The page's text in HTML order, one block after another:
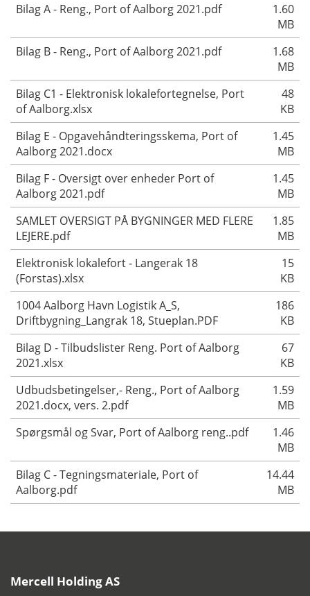
Bilag A - Reng., Port of Aalborg 2021.pdf
1.60
MB
Bilag B - Reng., Port of Aalborg 2021.pdf
1.68
MB
Bilag C1 - Elektronisk lokalefortegnelse, Port
of Aalborg.xlsx
48
KB
Bilag E - Opgavehåndteringsskema, Port of
Aalborg 2021.docx
1.45
MB
Bilag F - Oversigt over enheder Port of
Aalborg 2021.pdf
1.45
MB
SAMLET OVERSIGT PÅ BYGNINGER MED FLERE
LEJERE.pdf
1.85
MB
Elektronisk lokalefort - Langerak 18
(Forstas).xlsx
15
KB
1004 Aalborg Havn Logistik A_S,
Driftbygning_Langrak 18, Stueplan.PDF
186
KB
Bilag D - Tilbudslister Reng. Port of Aalborg
2021.xlsx
67
KB
Udbudsbetingelser,- Reng., Port of Aalborg
2021.docx, vers. 2.pdf
1.59
MB
Spørgsmål og Svar, Port of Aalborg reng..pdf
1.46
MB
Bilag C - Tegningsmateriale, Port of
Aalborg.pdf
14.44
MB
Mercell Holding AS